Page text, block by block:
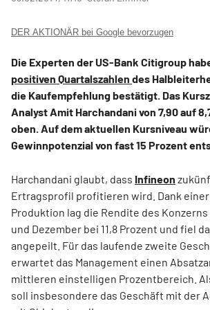
DER AKTIONÄR bei Google bevorzugen
Die Experten der US-Bank Citigroup
positiven Quartalszahlen des
die Kaufempfehlung bestätigt. Das
Analyst Amit Harchandani von 7,90 auf
oben. Auf dem aktuellen Kursniveau
Gewinnpotenzial von fast 15 Prozent
Harchandani glaubt, dass Infineon
Ertragsprofil profitieren wird. Dank
Produktion lag die Rendite des
und Dezember bei 11,8 Prozent und fiel
angepeilt. Für das laufende zweite
erwartet das Management einen
mittleren einstelligen Prozentbereich.
soll insbesondere das Geschäft mit der